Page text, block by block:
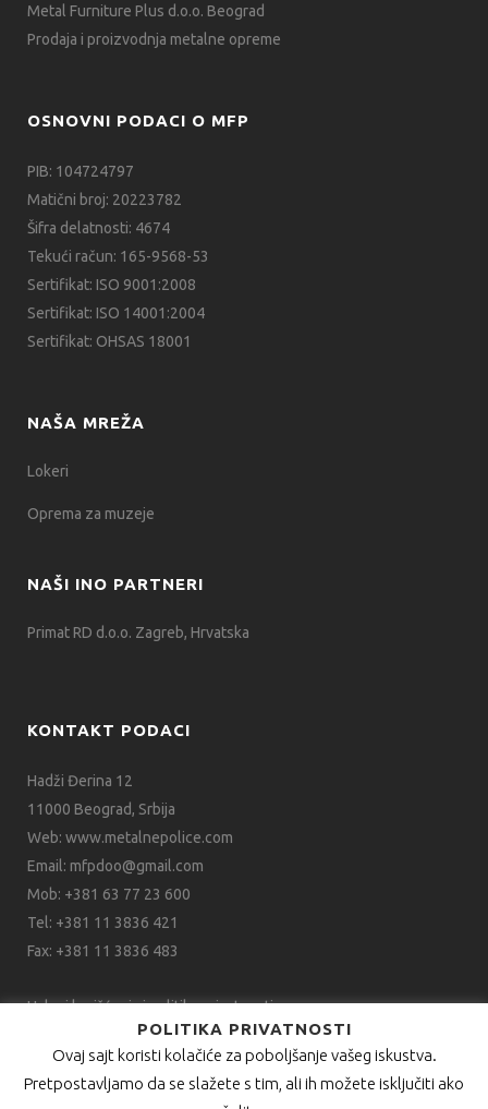
Metal Furniture Plus d.o.o. Beograd
Prodaja i proizvodnja metalne opreme
OSNOVNI PODACI O MFP
PIB: 104724797
Matični broj: 20223782
Šifra delatnosti: 4674
Tekući račun: 165-9568-53
Sertifikat: ISO 9001:2008
Sertifikat: ISO 14001:2004
Sertifikat: OHSAS 18001
NAŠA MREŽA
Lokeri
Oprema za muzeje
NAŠI INO PARTNERI
Primat RD d.o.o. Zagreb, Hrvatska
KONTAKT PODACI
Hadži Đerina 12
11000 Beograd, Srbija
Web: www.metalnepolice.com
Email: mfpdoo@gmail.com
Mob: +381 63 77 23 600
Tel: +381 11 3836 421
Fax: +381 11 3836 483
Uslovi korišćenja i politika privatnosti
POLITIKA PRIVATNOSTI
Ovaj sajt koristi kolačiće za poboljšanje vašeg iskustva.
Pretpostavljamo da se slažete s tim, ali ih možete isključiti ako